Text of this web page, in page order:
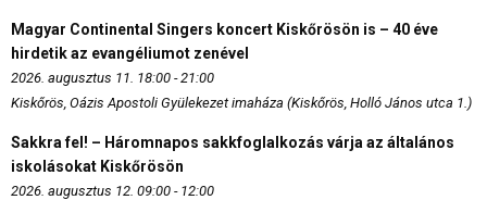
Magyar Continental Singers koncert Kiskőrösön is – 40 éve
hirdetik az evangéliumot zenével
2026. augusztus 11. 18:00 - 21:00
Kiskőrös, Oázis Apostoli Gyülekezet imaháza (Kiskőrös, Holló János utca 1.)
Sakkra fel! – Háromnapos sakkfoglalkozás várja az általános
iskolásokat Kiskőrösön
2026. augusztus 12. 09:00 - 12:00